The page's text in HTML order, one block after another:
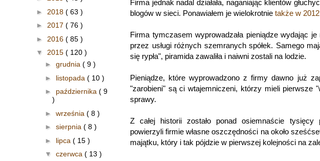
Firma jednak nadal działała, naganiając klientów
blogów w sieci. Ponawiałem je wielokrotnie także w
Firma tymczasem wyprowadzała pieniądze wydając
przez usługi różnych szemranych spółek. Samego
się rypła", piramida zawaliła i naiwni zostali na lodzie.
Pieniądze, które wyprowadzono z firmy dawno już
"zarobieni" są ci wtajemniczeni, którzy mieli pierwsze
sprawy.
Z całej historii zostało ponad osiemnaście
powierzyli firmie własne oszczędności na około
majątku, który i tak pójdzie w pierwszej kolejności na
► 2018 ( 63 )
► 2017 ( 76 )
► 2016 ( 85 )
▼ 2015 ( 120 )
► grudnia ( 9 )
► listopada ( 10 )
► października ( 9
)
► września ( 8 )
► sierpnia ( 8 )
► lipca ( 15 )
▼ czerwca ( 13 )